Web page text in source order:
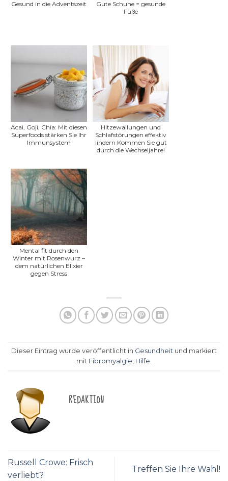
Gesund in die Adventszeit
Gute Schuhe = gesunde
Füße
Acai, Goji, Chia: Mit diesen
Superfoods stärken Sie Ihr
Immunsystem
Hitzewallungen und
Schlafstörungen effektiv
lindern Kommen Sie gut
durch die Wechseljahre!
Mental fit durch den
Winter mit Rosenwurz –
dem natürlichen Elixier
gegen Stress
Dieser Eintrag wurde veröffentlicht in Gesundheit und markiert
mit Fibromyalgie, Hilfe.
REDAKTION
Russell Crowe: Frisch
verliebt?
Treffen Sie Ihre Wahl!